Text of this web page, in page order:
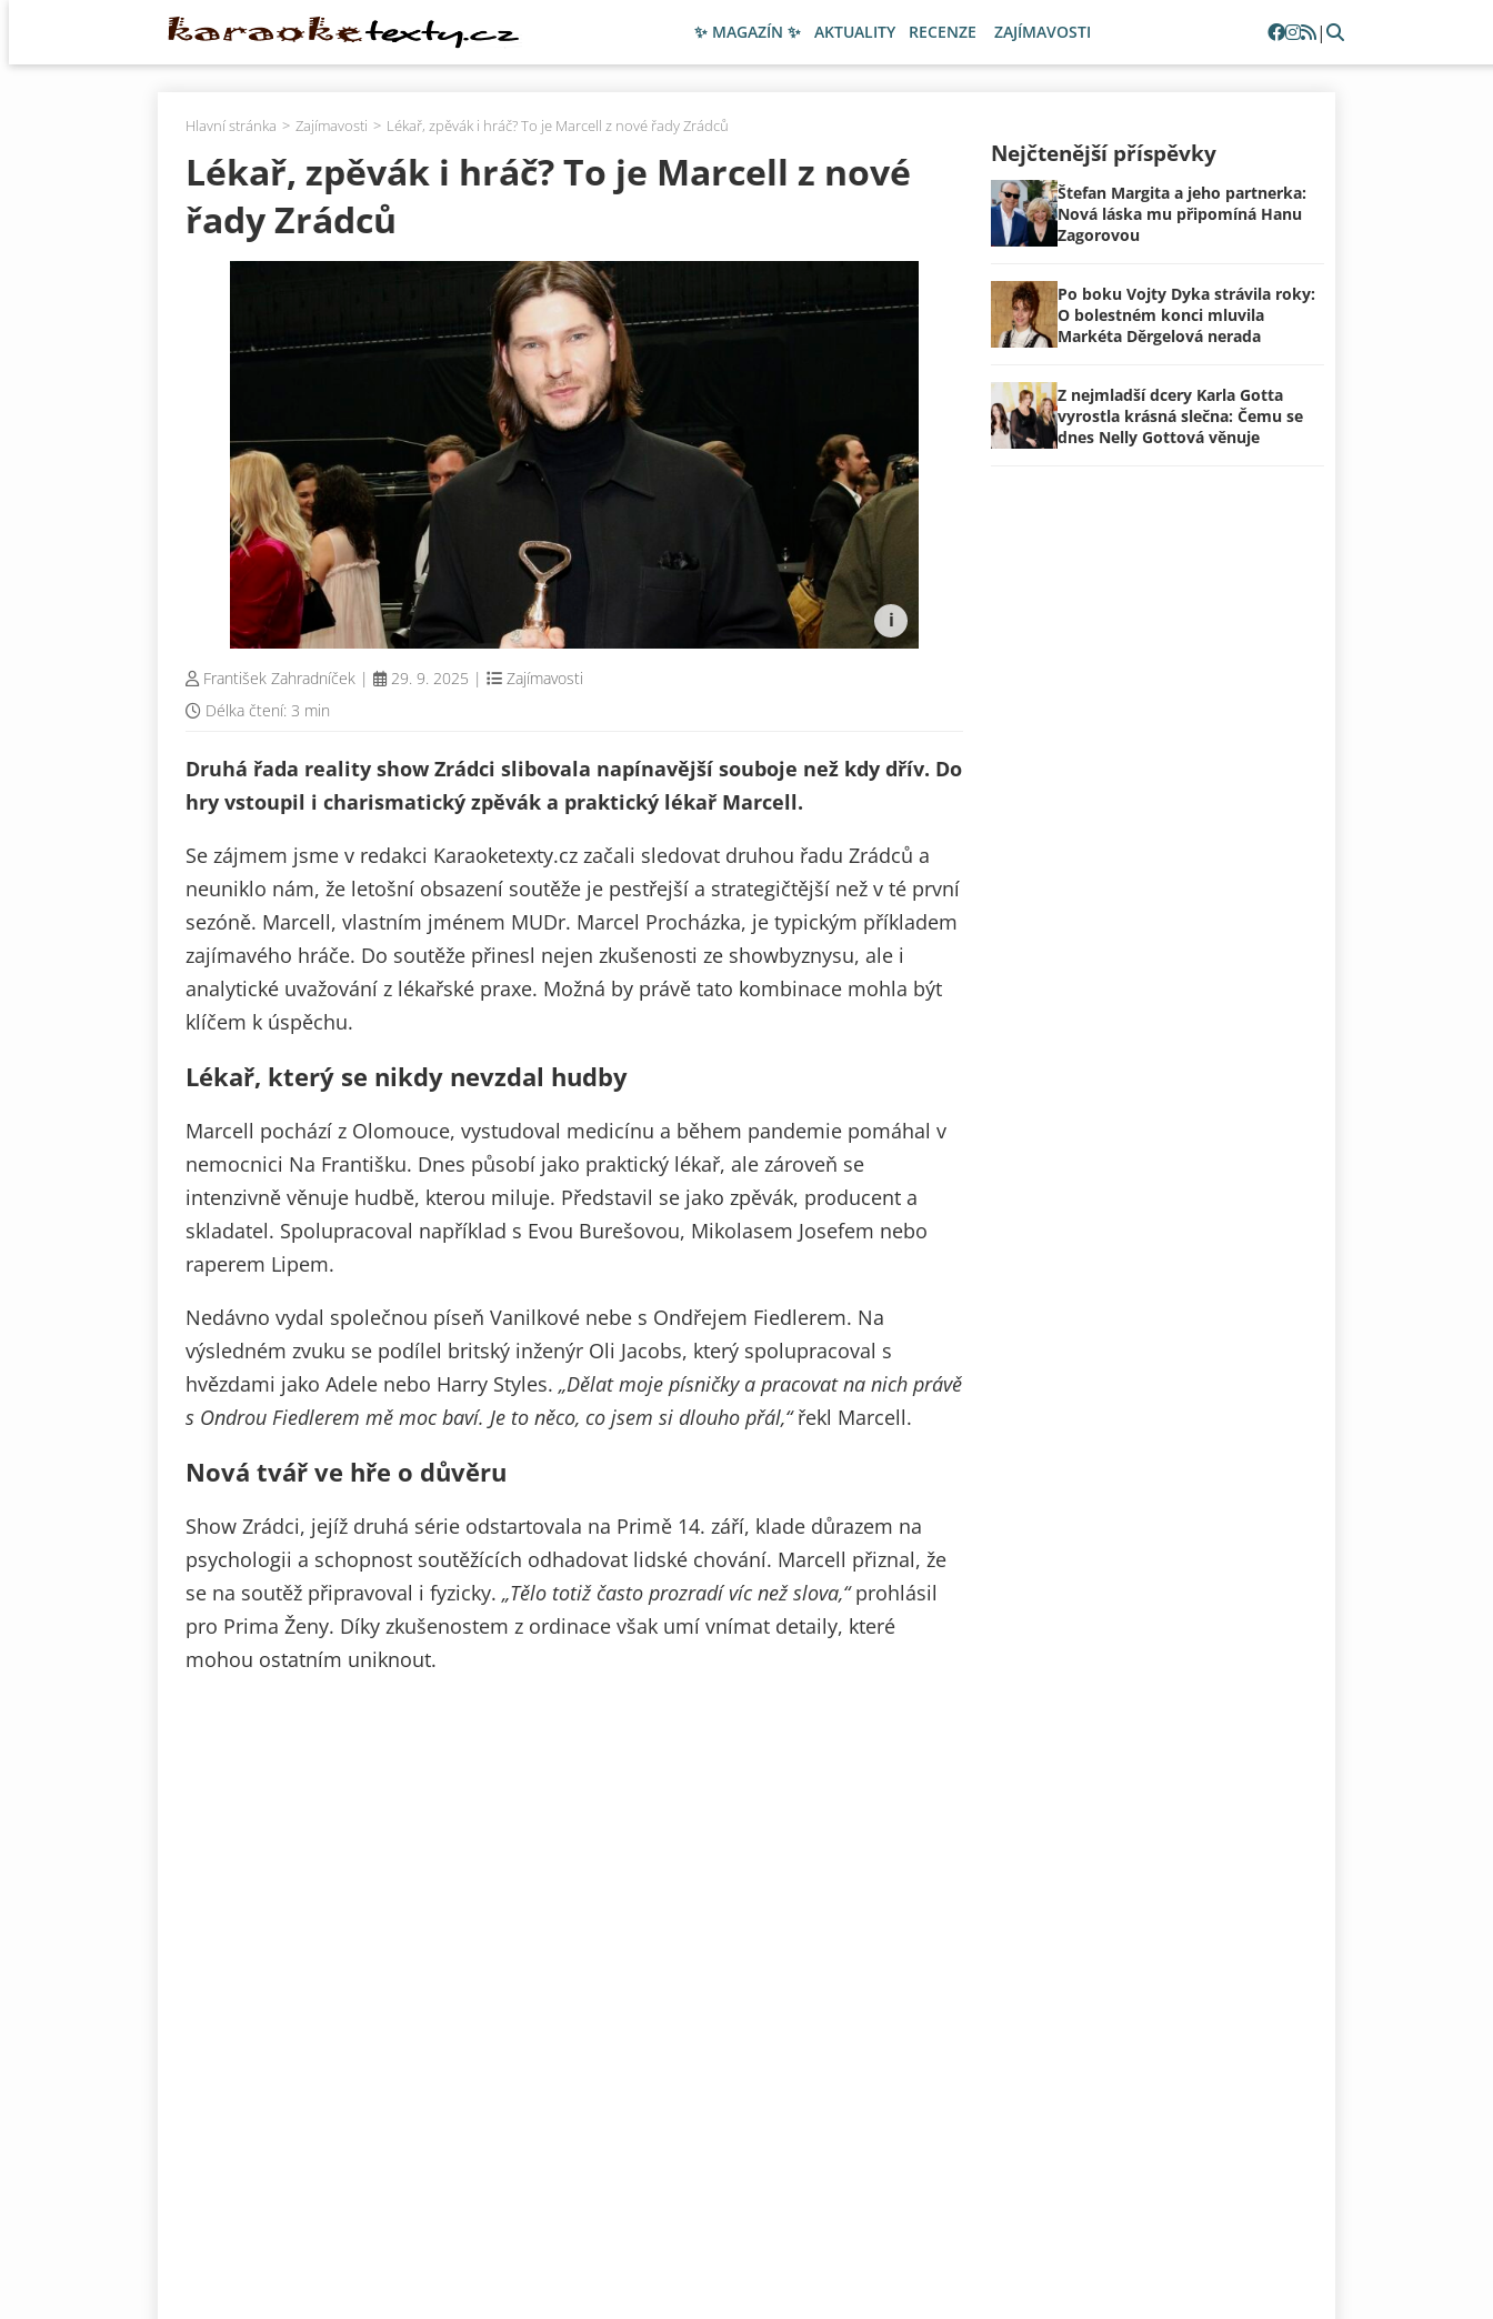
✨ MAGAZÍN ✨ AKTUALITY RECENZE ZAJÍMAVOSTI |
Hlavní stránka Zajímavosti Lékař, zpěvák i hráč? To je Marcell z nové řady Zrádců
Lékař, zpěvák i hráč? To je Marcell z nové
řady Zrádců
František Zahradníček | 29. 9. 2025 |
Zajímavosti
Délka čtení: 3 min
Druhá řada reality show Zrádci slibovala napínavější souboje než kdy dřív. Do
hry vstoupil i charismatický zpěvák a praktický lékař Marcell.
Se zájmem jsme v redakci Karaoketexty.cz začali sledovat druhou řadu Zrádců a
neuniklo nám, že letošní obsazení soutěže je pestřejší a strategičtější než v té první
sezóně. Marcell, vlastním jménem MUDr. Marcel Procházka, je typickým příkladem
zajímavého hráče. Do soutěže přinesl nejen zkušenosti ze showbyznysu, ale i
analytické uvažování z lékařské praxe. Možná by právě tato kombinace mohla být
klíčem k úspěchu.
Lékař, který se nikdy nevzdal hudby
Marcell pochází z Olomouce, vystudoval medicínu a během pandemie pomáhal v
nemocnici Na Františku. Dnes působí jako praktický lékař, ale zároveň se
intenzivně věnuje hudbě, kterou miluje. Představil se jako zpěvák, producent a
skladatel. Spolupracoval například s Evou Burešovou, Mikolasem Josefem nebo
raperem Lipem.
Nedávno vydal společnou píseň Vanilkové nebe s Ondřejem Fiedlerem. Na
výsledném zvuku se podílel britský inženýr Oli Jacobs, který spolupracoval s
hvězdami jako Adele nebo Harry Styles. „Dělat moje písničky a pracovat na nich právě
s Ondrou Fiedlerem mě moc baví. Je to něco, co jsem si dlouho přál,“řekl Marcell.
Nová tvář ve hře o důvěru
Show Zrádci, jejíž druhá série odstartovala na Primě 14. září, klade důrazem na
psychologii a schopnost soutěžících odhadovat lidské chování. Marcell přiznal, že
se na soutěž připravoval i fyzicky. „Tělo totiž často prozradí víc než slova,“prohlásil
pro Prima Ženy. Díky zkušenostem z ordinace však umí vnímat detaily, které
mohou ostatním uniknout.
Nejčtenější příspěvky
Štefan Margita a jeho partnerka:
Nová láska mu připomíná Hanu
Zagorovou
Po boku Vojty Dyka strávila roky:
O bolestném konci mluvila
Markéta Děrgelová nerada
Z nejmladší dcery Karla Gotta
vyrostla krásná slečna: Čemu se
dnes Nelly Gottová věnuje